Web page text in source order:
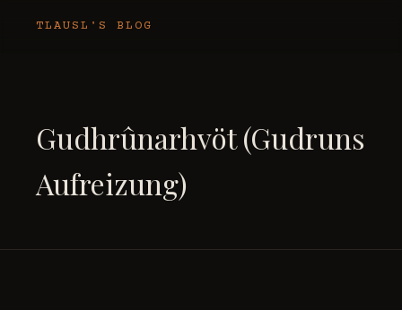
TLAUSL'S BLOG
Gudhrûnarhvöt (Gudruns
Aufreizung)